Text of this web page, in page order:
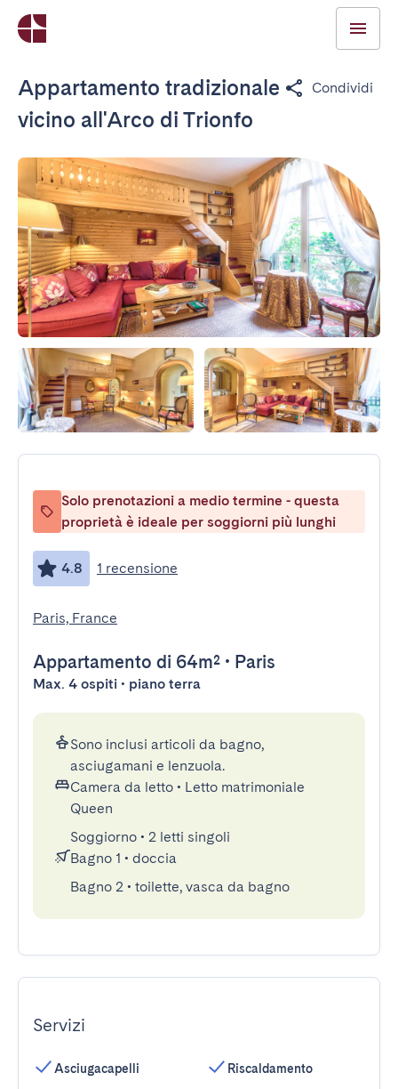
Appartamento tradizionale
vicino all'Arco di Trionfo
Condividi
Solo prenotazioni a medio termine - questa
proprietà è ideale per soggiorni più lunghi
4.8 1 recensione
Paris, France
Appartamento di 64m² • Paris
Max. 4 ospiti • piano terra
Sono inclusi articoli da bagno,
asciugamani e lenzuola.
Camera da letto • Letto matrimoniale
Queen
Soggiorno • 2 letti singoli
Bagno 1 • doccia
Bagno 2 • toilette, vasca da bagno
Servizi
Asciugacapelli
Riscaldamento